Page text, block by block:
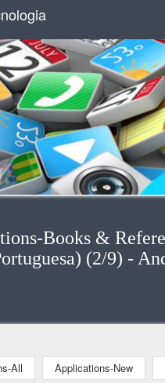
Books &
(2/9) -
All Applications-New